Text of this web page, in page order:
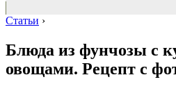
Статьи ›
Блюда из фунчозы с
овощами. Рецепт с